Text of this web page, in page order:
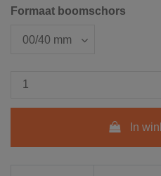
Formaat boomschors
In